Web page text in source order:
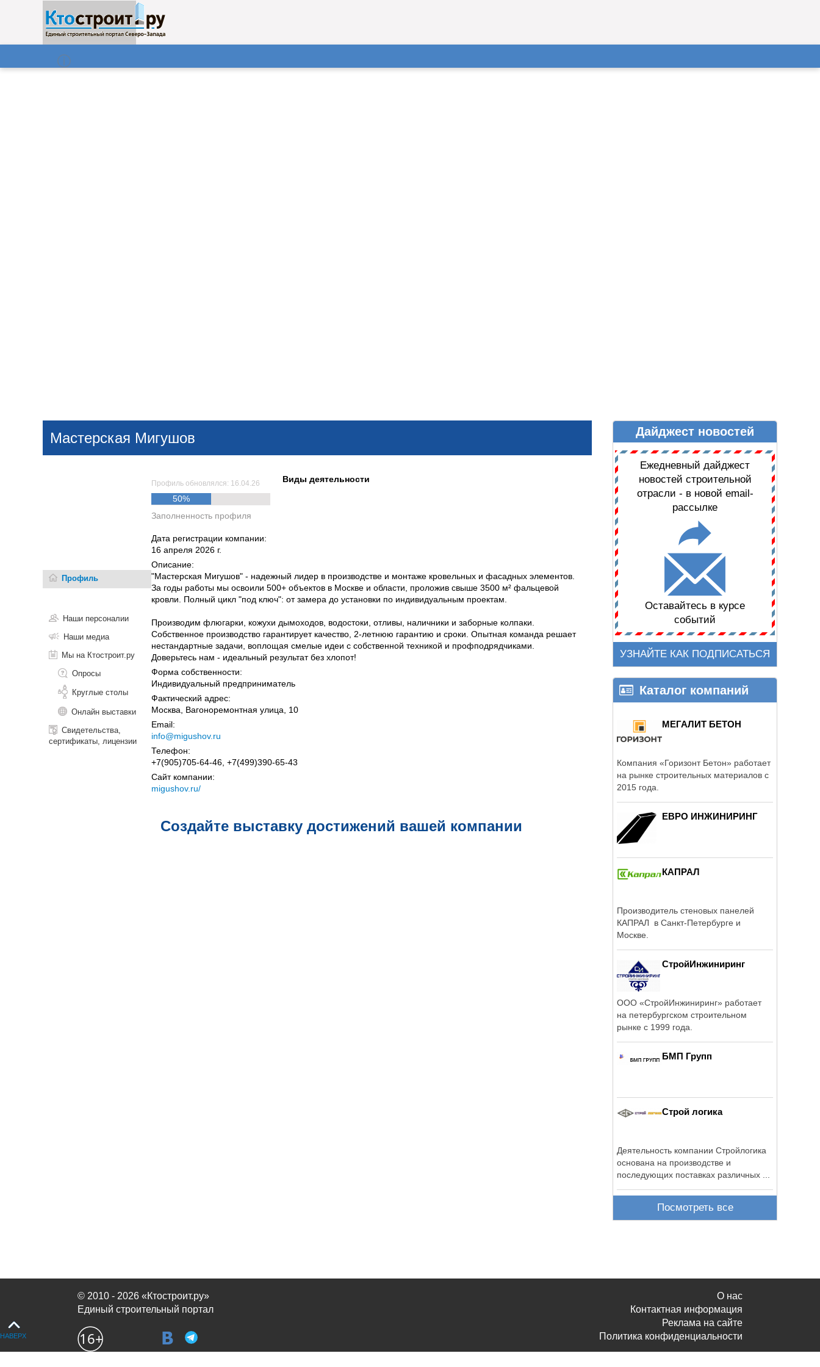
Поиск
СТАТЬИ ДАЙДЖЕСТ НОВОСТЕЙ
Мастерская Мигушов
Профиль
Наши персоналии
Наши медиа
Мы на Ктостроит.ру
Опросы
Круглые столы
Онлайн выставки
Свидетельства,
сертификаты, лицензии
Профиль обновлялся: 16.04.26
50%
Заполненность профиля
Виды деятельности
Дата регистрации компании:
16 апреля 2026 г.
Описание:
"Мастерская Мигушов" - надежный лидер в производстве и монтаже кровельных и фасадных элементов.
За годы работы мы освоили 500+ объектов в Москве и области, проложив свыше 3500 м² фальцевой
кровли. Полный цикл "под ключ": от замера до установки по индивидуальным проектам.
Производим флюгарки, кожухи дымоходов, водостоки, отливы, наличники и заборные колпаки.
Собственное производство гарантирует качество, 2-летнюю гарантию и сроки. Опытная команда решает
нестандартные задачи, воплощая смелые идеи с собственной техникой и профподрядчиками.
Доверьтесь нам - идеальный результат без хлопот!
Форма собственности:
Индивидуальный предприниматель
Фактический адрес:
Москва, Вагоноремонтная улица, 10
Email:
info@migushov.ru
Телефон:
+7(905)705-64-46, +7(499)390-65-43
Сайт компании:
migushov.ru/
Создайте выставку достижений вашей компании
Дайджест новостей
Ежедневный дайджест
новостей строительной
отрасли - в новой email-
рассылке
Оставайтесь в курсе
событий
УЗНАЙТЕ КАК ПОДПИСАТЬСЯ
Каталог компаний
МЕГАЛИТ БЕТОН
Компания «Горизонт Бетон» работает
на рынке строительных материалов с
2015 года.
ЕВРО ИНЖИНИРИНГ
КАПРАЛ
Производитель стеновых панелей
КАПРАЛ в Санкт-Петербурге и
Москве.
СтройИнжиниринг
ООО «СтройИнжиниринг» работает
на петербургском строительном
рынке с 1999 года.
БМП Групп
Строй логика
Деятельность компании Стройлогика
основана на производстве и
последующих поставках различных ...
Посмотреть все
© 2010 - 2026 «Ктостроит.ру»
Единый строительный портал
О нас
Контактная информация
Реклама на сайте
Политика конфиденциальности
НАВЕРХ